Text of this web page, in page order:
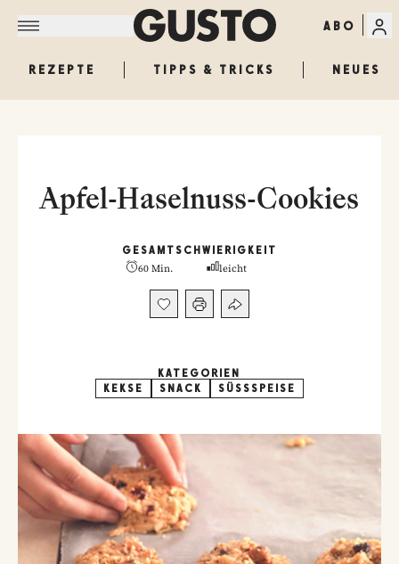
ABO
REZEPTE TIPPS & TRICKS NEUES
Apfel-Haselnuss-Cookies
GESAMT
60 Min.
SCHWIERIGKEIT
leicht
KATEGORIEN
KEKSE
SNACK SÜSSSPEISE